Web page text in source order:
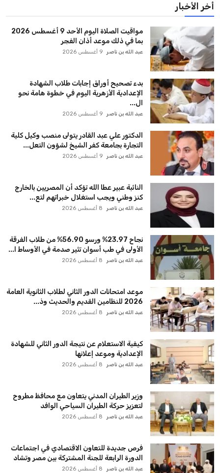
أخر الأخبار
مواقيت الصلاة اليوم الأحد 9 أغسطس 2026
بما في ذلك موعد أذان الفجر
عبد الله بن ناصر 9 أغسطس 2026
بدء تصحيح أوراق إجابات طلاب الشهادة
الإعدادية الأزهرية اليوم في خطوة هامة نحو
ال...
عبد الله بن ناصر 9 أغسطس 2026
الدكتور علي عبد القادر يتولى منصب وكيل كلية
التجارة بجامعة كفر الشيخ لشؤون التعل...
عبد الله بن ناصر 9 أغسطس 2026
النائبة عبير عطا الله تؤكد أن المصريين بالخارج
كنز وطني ويجب استغلال خبراتهم لتع...
عبد الله بن ناصر 8 أغسطس 2026
نجاح 23.97% ورسو 56.90% من طلاب الفرقة
الأولى في طب أسوان تثير صدمة في الأوساط ا...
عبد الله بن ناصر 8 أغسطس 2026
موعد امتحانات الدور الثاني لطلاب الثانوية العامة
2026 للنظامين القديم والحديث وذ...
عبد الله بن ناصر 8 أغسطس 2026
كيفية الاستعلام عن نتيجة الدور الثاني للشهادة
الإعدادية وموعد إعلانها
عبد الله بن ناصر 8 أغسطس 2026
وزير الطيران المدني يتعاون مع محافظ مطروح
لتعزيز حركة الطيران السياحي الوافد
عبد الله بن ناصر 8 أغسطس 2026
فرص جديدة للتعاون الاقتصادي في اجتماعات
الدورة الرابعة للجنة المشتركة بين مصر وتشاد
عبد الله بن ناصر 8 أغسطس 2026